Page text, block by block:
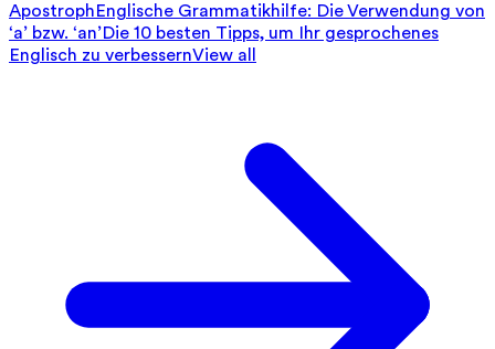
ApostrophEnglische Grammatikhilfe: Die Verwendung von
‘a’ bzw. ‘an’Die 10 besten Tipps, um Ihr gesprochenes
Englisch zu verbessernView all